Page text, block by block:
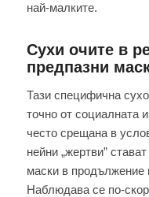
най-малките.
Сухи очите в
предпазни
Тази специфична
точно от социалната
често срещана в
нейни „жертви”
маски в продължение
Наблюдава се по-